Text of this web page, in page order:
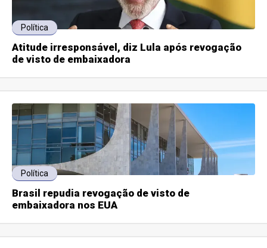
Política
Atitude irresponsável, diz Lula após revogação
de visto de embaixadora
Política
Brasil repudia revogação de visto de
embaixadora nos EUA